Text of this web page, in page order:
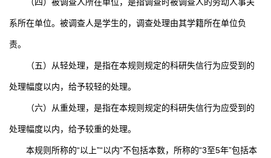
系所在单位。被调查人是学生的，调查处理由其学籍所在单位负
责。
（五）从轻处理，是指在本规则规定的科研失信行为应受到的
处理幅度以内，给予较轻的处理。
（六）从重处理，是指在本规则规定的科研失信行为应受到的
处理幅度以内，给予较重的处理。
本规则所称的“以上”“以内”不包括本数，所称的“3至5年”包括本